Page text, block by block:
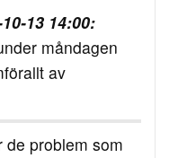
13 14:00:
måndagen
av
de problem som